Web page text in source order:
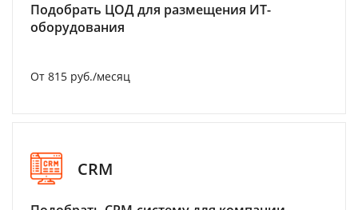
Подобрать ЦОД для размещения ИТ-
оборудования
От 815 руб./месяц
CRM